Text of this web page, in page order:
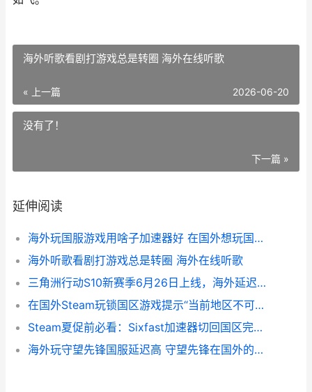
海外听歌看剧打游戏总是转圈 海外在线听歌
« 上一篇 2026-06-20
没有了！
下一篇 »
延伸阅读
海外玩国服游戏用啥子加速器好 在国外想玩国服怎么办
海外听歌看剧打游戏总是转圈 海外在线听歌
三角洲行动S10新赛季6月26日上线，海外延迟高卡顿 三角洲行动s10新枪
在国外Steam玩锁国区游戏提示“当前地区不可用” steam想玩锁国区的游戏怎么办
Steam夏促前必看：Sixfast加速器切回国区完整教程（实操版 steam夏促2021列表
海外玩守望先锋国服延迟高 守望先锋在国外的热度